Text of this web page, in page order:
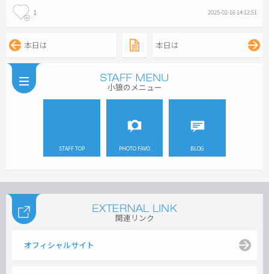
1 2025-02-16 14:12:51
本日は 本日は
小狼のメニュー
STAFF TOP PHOTO FAVO BLOG
関連リンク
オフィシャルサイト